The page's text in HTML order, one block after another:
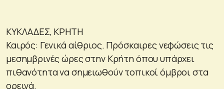
ΚΥΚΛΑΔΕΣ, ΚΡΗΤΗ
Καιρός: Γενικά αίθριος. Πρόσκαιρες νεφώσεις τις
μεσημβρινές ώρες στην Κρήτη όπου υπάρχει
πιθανότητα να σημειωθούν τοπικοί όμβροι στα
ορεινά.